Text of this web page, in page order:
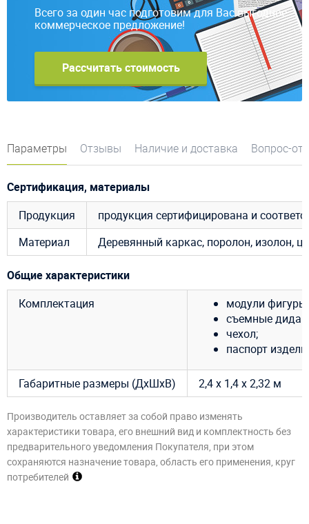
Всего за один час подготовим для Вас выгодное
коммерческое предложение!
Рассчитать стоимость
Параметры Отзывы Наличие и доставка Вопрос-
Сертификация, материалы
Продукция
продукция сертифицирована и
Материал
Деревянный каркас, поролон, изолон,
Общие характеристики
Комплектация
модули фигуры
съемные
чехол;
паспорт
Габаритные размеры (ДхШхВ) 2,4 х 1,4 х 2,32 м
Производитель оставляет за собой право изменять
характеристики товара, его внешний вид и комплектность без
предварительного уведомления Покупателя, при этом
сохраняются назначение товара, область его применения, круг
потребителей